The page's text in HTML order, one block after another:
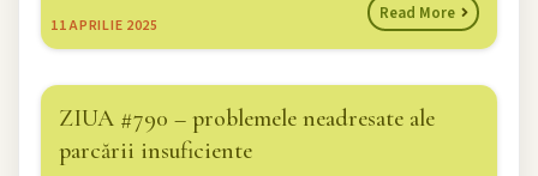
11APRILIE 2025
Read More
ZIUA #790 – problemele neadresate ale
parcării insuficiente